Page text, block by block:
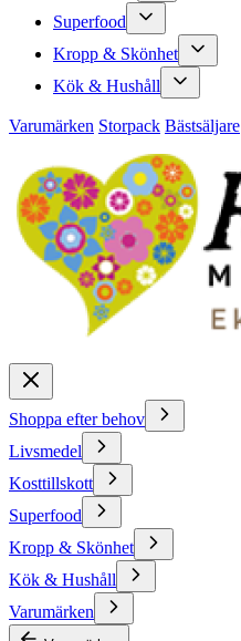
Superfood
Kropp & Skönhet
Kök & Hushåll
Varumärken Storpack Bästsäljare
Shoppa efter behov
Livsmedel
Kosttillskott
Superfood
Kropp & Skönhet
Kök & Hushåll
Varumärken